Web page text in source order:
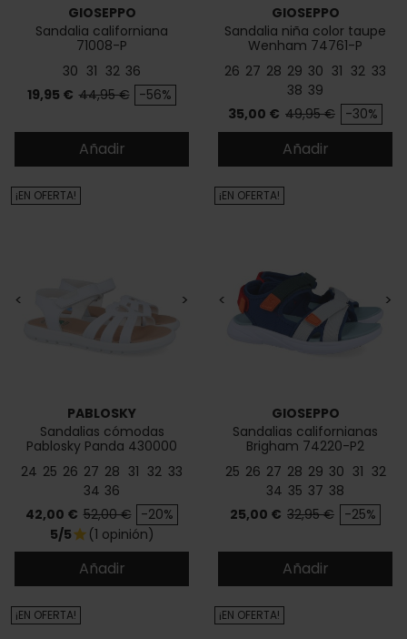
GIOSEPPO
Sandalia californiana
71008-P
30 31 32 36
Precio
19,95 € Precio base
44,95 € -56%
Añadir
GIOSEPPO
Sandalia niña color taupe
Wenham 74761-P
26 27 28 29 30 31 32 33
38 39
Precio
35,00 € Precio base
49,95 € -30%
Añadir
< >
PABLOSKY
Sandalias cómodas
Pablosky Panda 430000
24 25 26 27 28 31 32 33
34 36
Precio
42,00 € Precio base
52,00 € -20%
¡EN OFERTA!
5/5star (1 opinión)
Añadir
< >
GIOSEPPO
Sandalias californianas
Brigham 74220-P2
25 26 27 28 29 30 31 32
34 35 37 38
Precio
25,00 € Precio base
32,95 € -25%
¡EN OFERTA!
Añadir
¡EN OFERTA! ¡EN OFERTA!